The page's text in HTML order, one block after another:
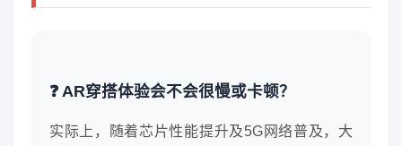
❓ AR穿搭体验会不会很慢或卡顿？
实际上，随着芯片性能提升及5G网络普及，大